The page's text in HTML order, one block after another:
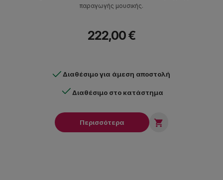
παραγωγής μουσικής.
222,00 €
Διαθέσιμο για άμεση αποστολή
Διαθέσιμο στο κατάστημα
Περισσότερα 